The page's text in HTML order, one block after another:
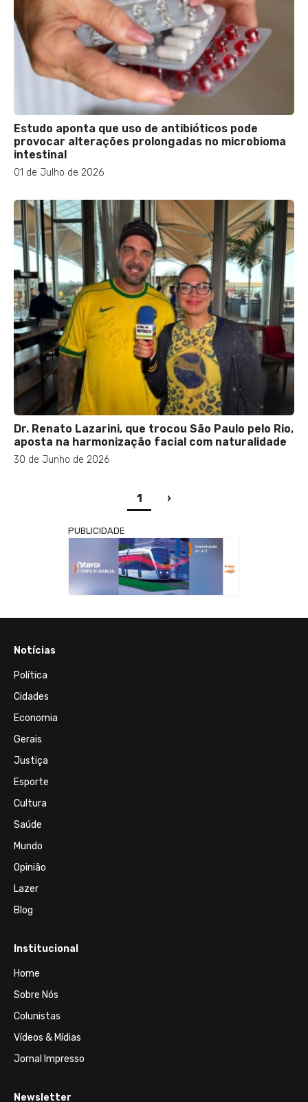
Estudo aponta que uso de antibióticos pode
provocar alterações prolongadas no microbioma
intestinal
01 de Julho de 2026
Dr. Renato Lazarini, que trocou São Paulo pelo Rio,
aposta na harmonização facial com naturalidade
30 de Junho de 2026
1(current)
›
PUBLICIDADE
Notícias
Política
Cidades
Economia
Gerais
Justiça
Esporte
Cultura
Saúde
Mundo
Opinião
Lazer
Blog
Institucional
Home
Sobre Nós
Colunistas
Vídeos & Mídias
Jornal Impresso
Newsletter